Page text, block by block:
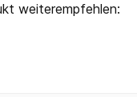
weiterempfehlen: